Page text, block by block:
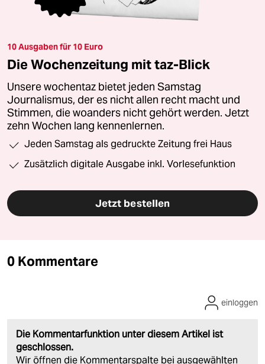
10 Ausgaben für 10 Euro
Die Wochenzeitung mit taz-Blick
Unsere wochentaz bietet jeden Samstag
Journalismus, der es nicht allen recht macht und
Stimmen, die woanders nicht gehört werden. Jetzt
zehn Wochen lang kennenlernen.
Jeden Samstag als gedruckte Zeitung frei Haus
Zusätzlich digitale Ausgabe inkl. Vorlesefunktion
Jetzt bestellen
0 Kommentare
Die Kommentarfunktion unter diesem Artikel ist
geschlossen.
Wir öffnen die Kommentarspalte bei ausgewählten
einloggen